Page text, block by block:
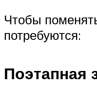
Чтобы
потребуются:
Поэтапная